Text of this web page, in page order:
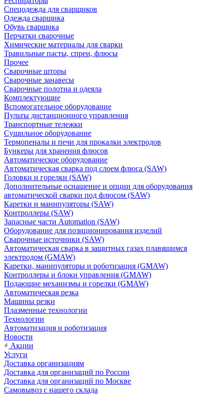
Спецодежда для сварщиков
Одежда сварщика
Обувь сварщика
Перчатки сварочные
Химические материалы для сварки
Травильные пасты, спреи, флюсы
Прочее
Сварочные шторы
Сварочные занавесы
Сварочные полотна и одеяла
Комплектующие
Вспомогательное оборудование
Пульты дистанционного управления
Транспортные тележки
Сушильное оборудование
Термопеналы и печи для прокалки электродов
Бункеры для хранения флюсов
Автоматическое оборудование
Автоматическая сварка под слоем флюса (SAW)
Головки и горелки (SAW)
Дополнительные оснащение и опции для оборудования
автоматической сварки под флюсом (SAW)
Каретки и манипуляторы (SAW)
Контроллеры (SAW)
Запасные части Automation (SAW)
Оборудование для позиционирования изделий
Сварочные источники (SAW)
Автоматическая сварка в защитных газах плавящимся
электродом (GMAW)
Каретки, манипуляторы и роботизация (GMAW)
Контроллеры и блоки управления (GMAW)
Подающие механизмы и горелки (GMAW)
Автоматическая резка
Машины резки
Плазменные технологии
Технологии
Автоматизация и роботизация
Новости
Акции
Услуги
Доставка организациям
Доставка для организаций по России
Доставка для организаций по Москве
Самовывоз с нашего склада